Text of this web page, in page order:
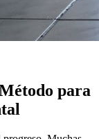
para